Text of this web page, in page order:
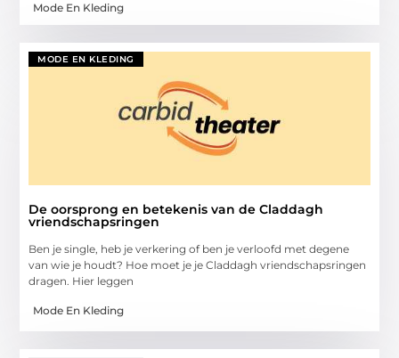
Mode En Kleding
MODE EN KLEDING
De oorsprong en betekenis van de Claddagh
vriendschapsringen
Ben je single, heb je verkering of ben je verloofd met degene
van wie je houdt? Hoe moet je je Claddagh vriendschapsringen
dragen. Hier leggen
Mode En Kleding